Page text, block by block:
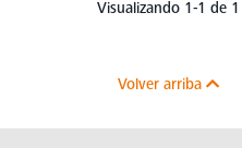
Visualizando 1-1 de 1
Volver arriba